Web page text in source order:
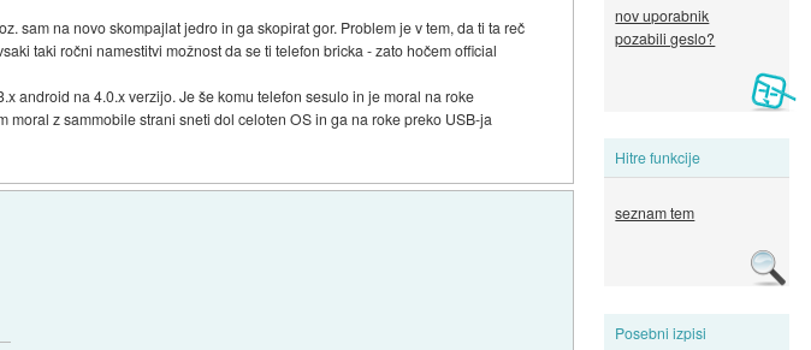
nov uporabnik
pozabili geslo?
Hitre funkcije
seznam tem
Posebni izpisi
sam na novo skompajlat jedro in ga skopirat gor. Problem je v tem, da ti ta reč
taki ročni namestitvi možnost da se ti telefon bricka - zato hočem official
android na 4.0.x verzijo. Je še komu telefon sesulo in je moral na roke
z sammobile strani sneti dol celoten OS in ga na roke preko USB-ja